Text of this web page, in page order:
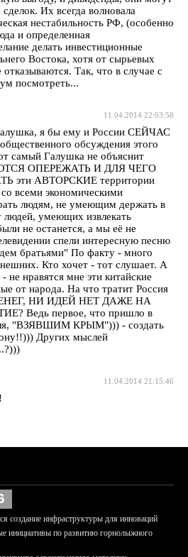
Их всегда волновала
нестабильность РФ, (особенно
и определенная
делать инвестиционные
Востока, хотя от сырьевых
Так, что в случае с
посмотреть...
11.04.2014 22:03:58
я бы ему и России СЕЙЧАС
обсуждения этого
самый Галушка не объяснит
ОПЕРЕЖАТЬ И ДЛЯ ЧЕГО
эти АВТОРСКИЕ территории
всеми экономическими
людям, не умеющим держать в
людей, умеющих извлекать
не останется, а мы её не
спели интересную песню
братьями" По факту - много
Кто хочет - тот слушает. А
не нравятся мне эти китайские
от народа. На что тратит Россия
ДЕНЕГ, НИ ИДЕЙ НЕТ ДАЖЕ НА
Ведь первое, что пришло в
"ВЗЯВШИМ КРЫМ"))) - создать
Других мыслей
11.04.2014 21:15:46
создание инфраструктуры для инноваций
инициативы по развитию горнолыжного